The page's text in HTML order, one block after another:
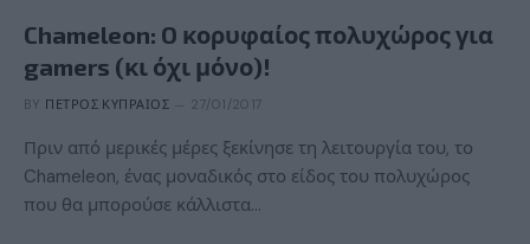
Chameleon: O κορυφαίος πολυχώρος για
gamers (κι όχι μόνο)!
BY ΠΈΤΡΟΣ ΚΥΠΡΑΊΟΣ 27/01/2017
Πριν από μερικές μέρες ξεκίνησε τη λειτουργία του, το
Chameleon, ένας μοναδικός στο είδος του πολυχώρος
που θα μπορούσε κάλλιστα…